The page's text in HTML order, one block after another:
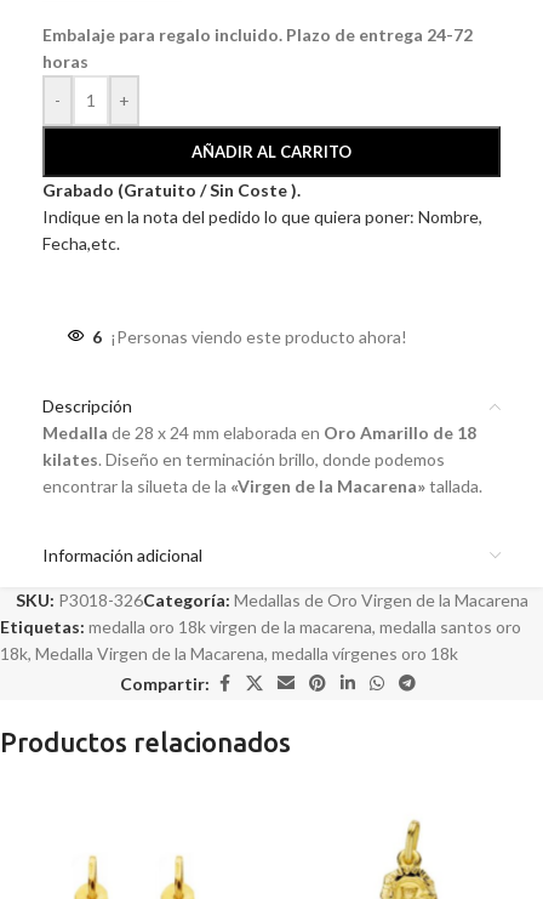
Embalaje para regalo incluido. Plazo de entrega 24-72
horas
-
+
AÑADIR AL CARRITO
Grabado (Gratuito / Sin Coste ).
Indique en la nota del pedido lo que quiera poner: Nombre,
Fecha,etc.
6 ¡Personas viendo este producto ahora!
Descripción
Medalla de 28 x 24 mm elaborada en Oro Amarillo de 18
kilates. Diseño en terminación brillo, donde podemos
encontrar la silueta de la «Virgen de la Macarena»tallada.
Información adicional
SKU: P3018-326Categoría: Medallas de Oro Virgen de la Macarena
Etiquetas: medalla oro 18k virgen de la macarena, medalla santos oro
18k, Medalla Virgen de la Macarena, medalla vírgenes oro 18k
Compartir:
Productos relacionados